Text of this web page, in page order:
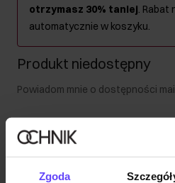
Zgoda
otrzymasz 30% taniej. Rabat
automatycznie w koszyku.
Produkt niedostępny
Powiadom mnie o dostępności
Twój adres email